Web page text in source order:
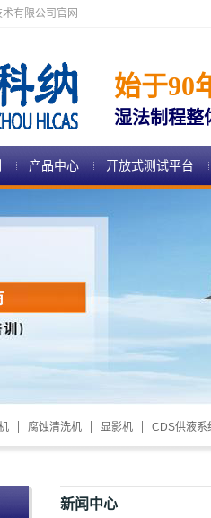
有限公司官网
始于90
湿法制程整
产品中心 开放式测试平台
腐蚀清洗机 显影机 CDS供液系
新闻中心